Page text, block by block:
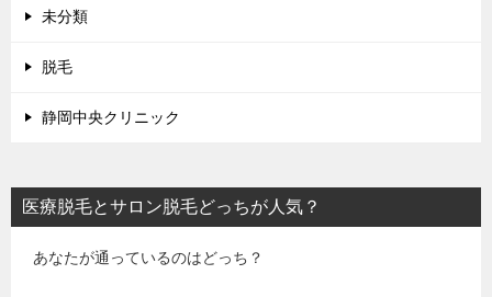
未分類
脱毛
静岡中央クリニック
医療脱毛とサロン脱毛どっちが人気？
あなたが通っているのはどっち？